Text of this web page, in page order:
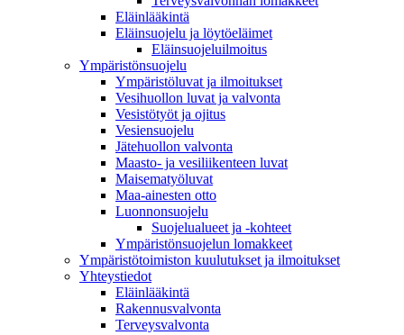
Eläinlääkintä
Eläinsuojelu ja löytöeläimet
Eläinsuojeluilmoitus
Ympäristönsuojelu
Ympäristöluvat ja ilmoitukset
Vesihuollon luvat ja valvonta
Vesistötyöt ja ojitus
Vesiensuojelu
Jätehuollon valvonta
Maasto- ja vesiliikenteen luvat
Maisematyöluvat
Maa-ainesten otto
Luonnonsuojelu
Suojelualueet ja -kohteet
Ympäristönsuojelun lomakkeet
Ympäristötoimiston kuulutukset ja ilmoitukset
Yhteystiedot
Eläinlääkintä
Rakennusvalvonta
Terveysvalvonta